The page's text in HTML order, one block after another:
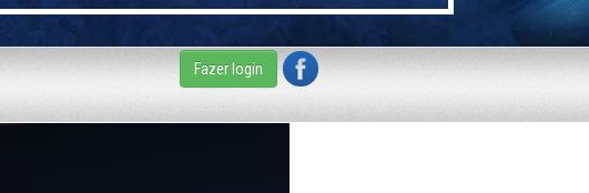
Fazer login